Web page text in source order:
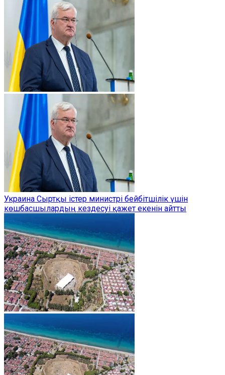
Украина Сыртқы істер министрі бейбітшілік үшін
көшбасшылардың кездесуі қажет екенін айтты